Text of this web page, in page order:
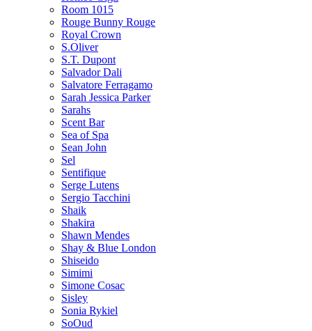
Room 1015
Rouge Bunny Rouge
Royal Crown
S.Oliver
S.T. Dupont
Salvador Dali
Salvatore Ferragamo
Sarah Jessica Parker
Sarahs
Scent Bar
Sea of Spa
Sean John
Sel
Sentifique
Serge Lutens
Sergio Tacchini
Shaik
Shakira
Shawn Mendes
Shay & Blue London
Shiseido
Simimi
Simone Cosac
Sisley
Sonia Rykiel
SoOud